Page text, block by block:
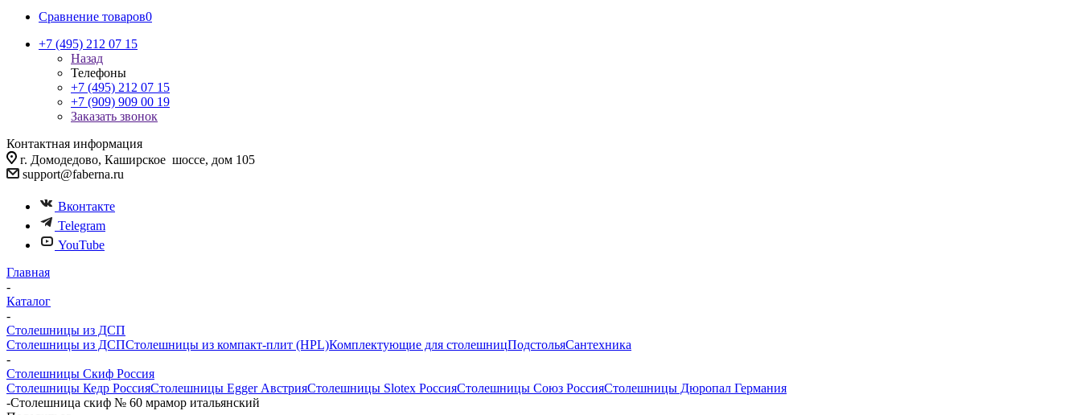
Сравнение товаров0
+7 (495) 212 07 15
Назад
Телефоны
+7 (495) 212 07 15
+7 (909) 909 00 19
Заказать звонок
Контактная информация
г. Домодедово, Каширское шоссе, дом 105
support@faberna.ru
Вконтакте
Telegram
YouTube
Главная
-
Каталог
-
Столешницы из ДСП
Столешницы из ДСПСтолешницы из компакт-плит (HPL)Комплектующие для столешницПодстольяСантехника
-
Столешницы Скиф Россия
Столешницы Кедр РоссияСтолешницы Egger АвстрияСтолешницы Slotex РоссияСтолешницы Союз РоссияСтолешницы Дюропал Германия
-Столешница скиф № 60 мрамор итальянский